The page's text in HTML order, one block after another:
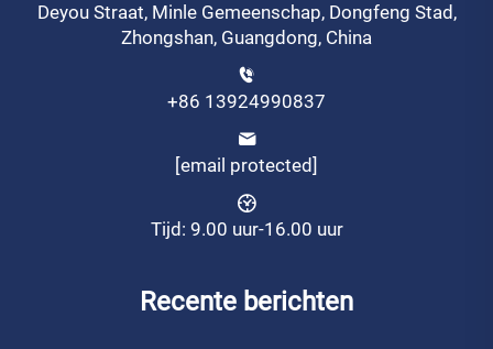
Deyou Straat, Minle Gemeenschap, Dongfeng Stad,
Zhongshan, Guangdong, China
+86 13924990837
[email protected]
Tijd: 9.00 uur-16.00 uur
Recente berichten